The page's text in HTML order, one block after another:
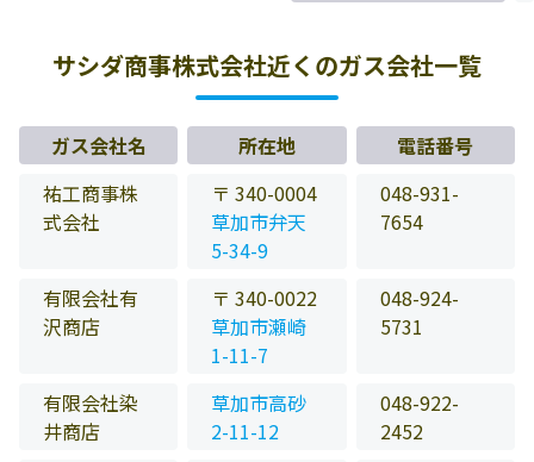
サシダ商事株式会社近くのガス会社一覧
ガス会社名 所在地
電話番号
祐工商事株
式会社
〒 340-0004
草加市弁天
5-34-9
048-931-
7654
有限会社有
沢商店
〒 340-0022
草加市瀬崎
1-11-7
048-924-
5731
有限会社染
井商店
草加市高砂
2-11-12
048-922-
2452